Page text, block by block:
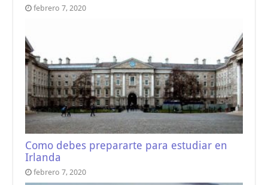
febrero 7, 2020
Como debes prepararte para estudiar en
Irlanda
febrero 7, 2020